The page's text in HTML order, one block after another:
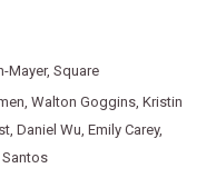
Mayer, Square
Walton Goggins Kristin
Daniel Wu Emily Carey,